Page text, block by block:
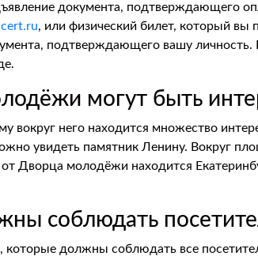
документа, подтверждающего
, или физический билет, который вы
подтверждающего вашу личность.
могут быть
него находится множество
увидеть памятник Ленину. Вокруг
Дворца молодёжи находится
соблюдать
должны соблюдать все